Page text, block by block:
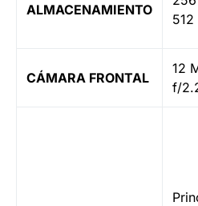
ALMACENAMIENTO
512
CÁMARA FRONTAL
12
f/